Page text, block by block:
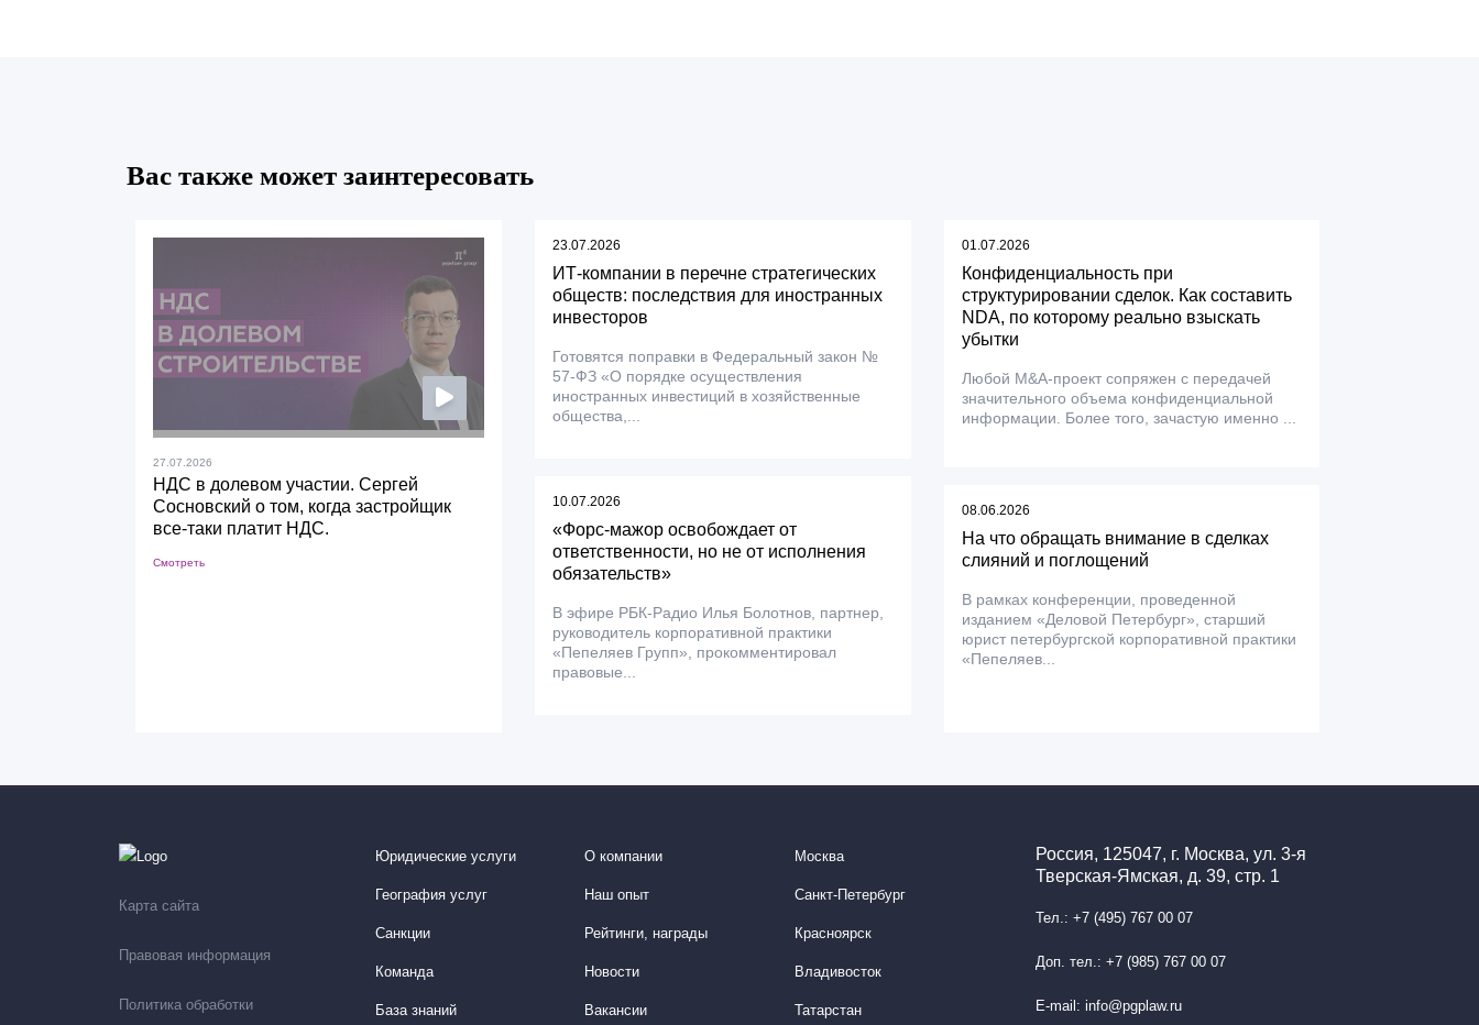
Вас также может заинтересовать
27.07.2026
НДС в долевом участии. Сергей
Сосновский о том, когда застройщик
все-таки платит НДС.
Смотреть
23.07.2026
ИТ-компании в перечне стратегических
обществ: последствия для иностранных
инвесторов
Готовятся поправки в Федеральный закон №
57-ФЗ «О порядке осуществления
иностранных инвестиций в хозяйственные
общества,...
10.07.2026
«Форс-мажор освобождает от
ответственности, но не от исполнения
обязательств»
В эфире РБК-Радио Илья Болотнов, партнер,
руководитель корпоративной практики
«Пепеляев Групп», прокомментировал
правовые...
01.07.2026
Конфиденциальность при
структурировании сделок. Как составить
NDA, по которому реально взыскать
убытки
Любой M&A-проект сопряжен с передачей
значительного объема конфиденциальной
информации. Более того, зачастую именно ...
08.06.2026
На что обращать внимание в сделках
слияний и поглощений
В рамках конференции, проведенной
изданием «Деловой Петербург», старший
юрист петербургской корпоративной практики
«Пепеляев...
Карта сайта
Правовая информация
Политика обработки
Юридические услуги
География услуг
Санкции
Команда
База знаний
О компании
Наш опыт
Рейтинги, награды
Новости
Вакансии
Москва
Санкт-Петербург
Красноярск
Владивосток
Татарстан
Россия, 125047, г. Москва, ул. 3-я
Тверская-Ямская, д. 39, стр. 1
Тел.: +7 (495) 767 00 07
Доп. тел.: +7 (985) 767 00 07
E-mail: info@pgplaw.ru